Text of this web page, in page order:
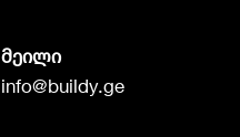
მეილი
info@buildy.ge